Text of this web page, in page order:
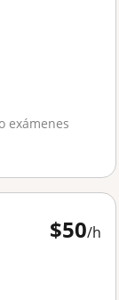
exámenes
$50/h